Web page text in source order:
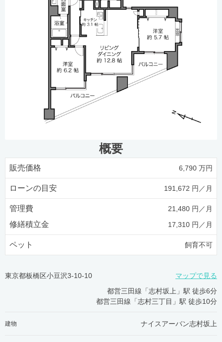
概要
販売価格 6,790 万円
ローンの目安 191,672 円／月
管理費 21,480 円／月
修繕積立金 17,310 円／月
ペット 飼育不可
東京都板橋区小豆沢3-10-10
マップで見る
都営三田線「志村坂上」駅 徒歩6分
都営三田線「志村三丁目」駅 徒歩10分
建物 ナイスアーバン志村坂上